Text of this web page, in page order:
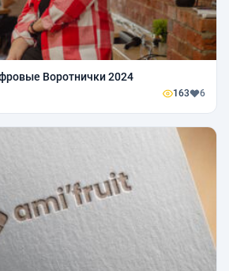
Воротнички 2024
163 6